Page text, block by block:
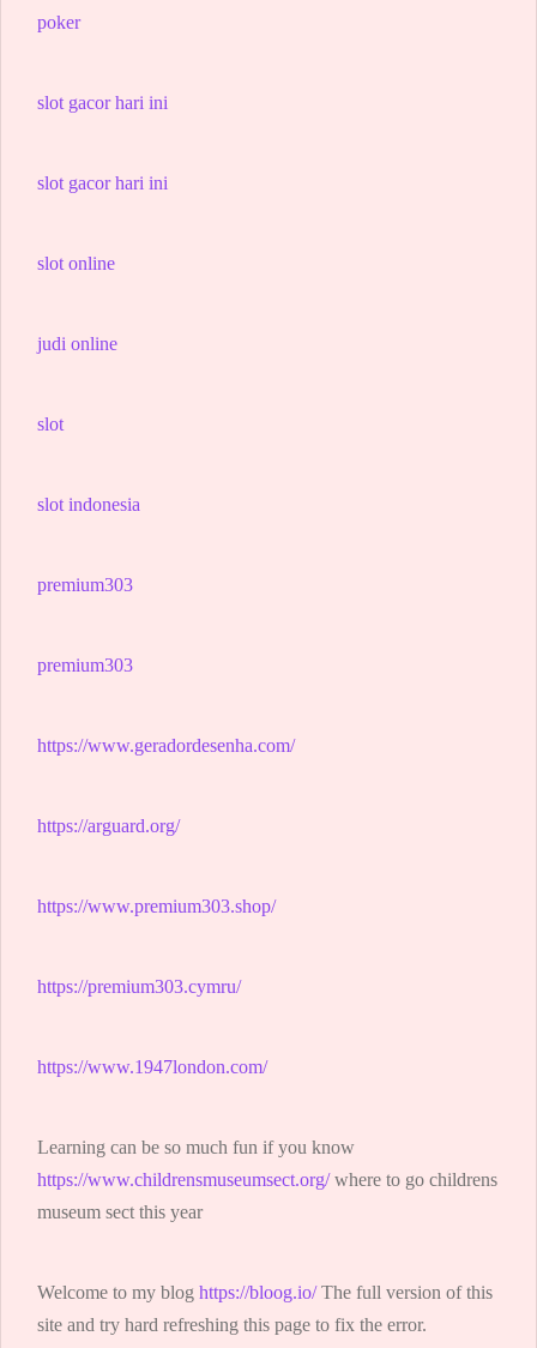
poker
slot gacor hari ini
slot gacor hari ini
slot online
judi online
slot
slot indonesia
premium303
premium303
https://www.geradordesenha.com/
https://arguard.org/
https://www.premium303.shop/
https://premium303.cymru/
https://www.1947london.com/
Learning can be so much fun if you know
https://www.childrensmuseumsect.org/where to go childrens
museum sect this year
Welcome to my blog https://bloog.io/The full version of this
site and try hard refreshing this page to fix the error.